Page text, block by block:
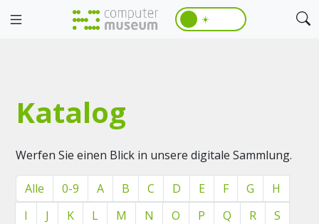
☀️
Katalog
Werfen Sie einen Blick in unsere digitale Sammlung.
Alle 0-9 A B C D E F G
H
I
J K L M N O P Q R
S